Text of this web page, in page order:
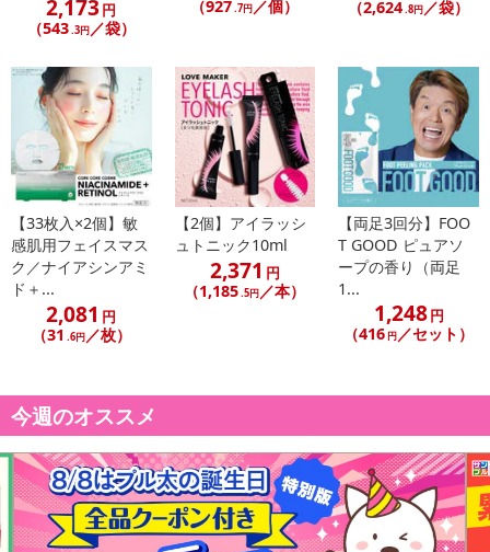
【賞味・消費期限のある商品について】
商品到着時点でのお日持ち期間は、配送日数などにより異なります
【キャンセルについて】
※お申込み後のキャンセルはお受けできません。
記載されている内容を必ずご確認いただき、お届けする商品セット
にご納得いただきましたうえでお申し込みください。
※パッケージ変更や商品リニューアル（成分など含む）等により、
参考の掲載画像や画像内のバーコードなど、お届け商品と多少異な
る場合がございます。
また、[新たな加工食品の原料原産地表示制度]の経過措置期間の終
了により、商品詳細内に記載の原産国・原材料の表記が旧表記の場
合がございます。
【お支払いについて】
※送料はお試し費用に含まれております。
※d払い、PayPay、au PAY、au PAY（auかんたん決済）、ソフトバ
ンクまとめて支払い、楽天ペイ、メルペイ、AEON Pay、Amazon
Payでお支払いの場合、決済のため外部サイトへ遷移します。
2,173円
（543 .3円／袋）
（927 .7円 ／個） （2,624 .8円 ／袋）
【33枚入×2個】敏
感肌用フェイスマス
ク／ナイアシンアミ
ド＋...
2,081 円
（31 .6円／枚）
【2個】アイラッシ
ュトニック10ml
2,371 円
（1,185.5円／本）
【両足3回分】FOO
T GOOD ピュアソ
ープの香り（両足
1...
1,248円
（416 円／セット）
今週のオススメ